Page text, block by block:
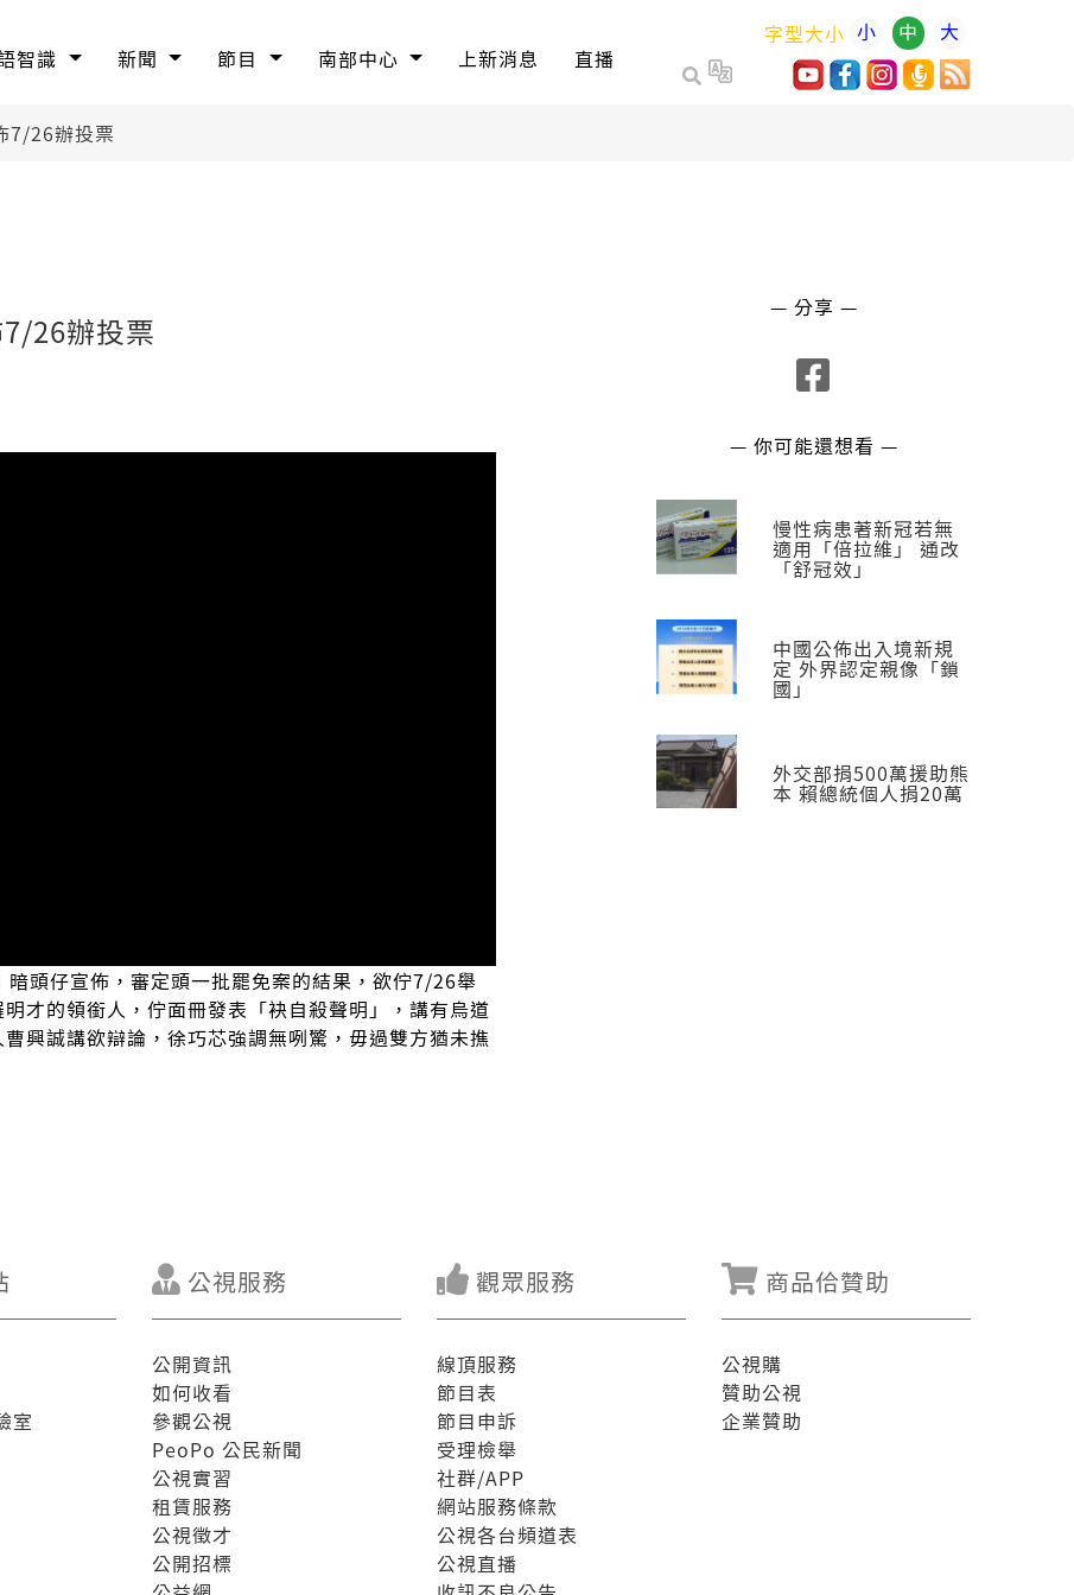
智識 新聞 節目 南部中心 上新消息 直播
字型大小 小 中 大
7/26辦投票
26辦投票
頭仔宣佈，審定頭一批罷免案的結果，欲佇7/26舉
才的領銜人，佇面冊發表「袂自殺聲明」，講有烏道
興誠講欲辯論，徐巧芯強調無咧驚，毋過雙方猶未撨
— 分享 —
— 你可能還想看 —
慢性病患著新冠若無
適用「倍拉維」 通改
「舒冠效」
中國公佈出入境新規
定 外界認定親像「鎖
國」
外交部捐500萬援助熊
本 賴總統個人捐20萬
室
公視服務
公開資訊
如何收看
參觀公視
PeoPo 公民新聞
公視實習
租賃服務
公視徵才
公開招標
觀眾服務
線頂服務
節目表
節目申訴
受理檢舉
社群/APP
網站服務條款
公視各台頻道表
公視直播
商品佮贊助
公視購
贊助公視
企業贊助